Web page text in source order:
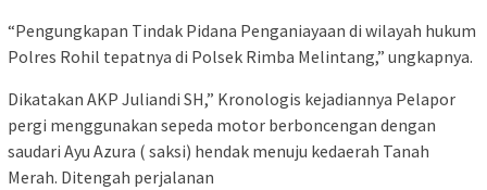
“Pengungkapan Tindak Pidana Penganiayaan di wilayah hukum
Polres Rohil tepatnya di Polsek Rimba Melintang,” ungkapnya.
Dikatakan AKP Juliandi SH,” Kronologis kejadiannya Pelapor
pergi menggunakan sepeda motor berboncengan dengan
saudari Ayu Azura ( saksi) hendak menuju kedaerah Tanah
Merah. Ditengah perjalanan